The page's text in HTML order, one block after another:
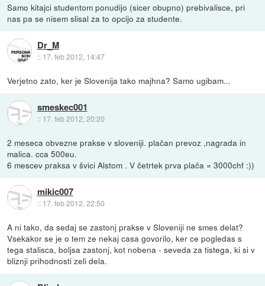
Samo kitajci studentom ponudijo (sicer obupno) prebivalisce, pri
nas pa se nisem slisal za to opcijo za studente.
Dr_M
:: 17. feb 2012, 14:47
Verjetno zato, ker je Slovenija tako majhna? Samo ugibam...
smeskec001
:: 17. feb 2012, 20:20
2 meseca obvezne prakse v sloveniji. plačan prevoz ,nagrada in
malica. cca 500eu.
6 mescev praksa v švici Alstom . V četrtek prva plača = 3000chf :))
mikic007
:: 17. feb 2012, 22:50
A ni tako, da sedaj se zastonj prakse v Sloveniji ne smes delat?
Vsekakor se je o tem ze nekaj casa govorilo, ker ce pogledas s
tega stalisca, boljsa zastonj, kot nobena - seveda za tistega, ki si v
bliznji prihodnosti zeli dela.